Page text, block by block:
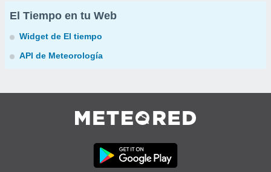
El Tiempo en tu Web
Widget de El tiempo
API de Meteorología